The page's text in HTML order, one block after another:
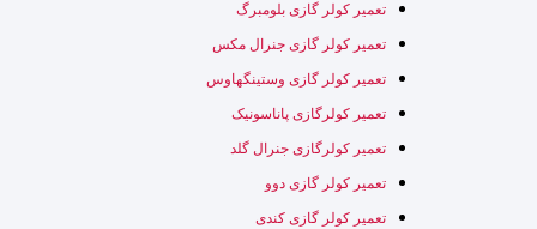
تعمیر کولر گازی بلومبرگ
تعمیر کولر گازی جنرال مکس
تعمیر کولر گازی وستینگهاوس
تعمیر کولرگازی پاناسونیک
تعمیر کولرگازی جنرال گلد
تعمیر کولر گازی دوو
تعمیر کولر گازی کندی